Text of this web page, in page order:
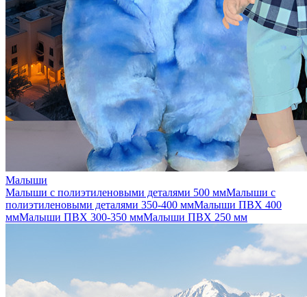
Малыши
Малыши с полиэтиленовыми деталями 500 ммМалыши с
полиэтиленовыми деталями 350-400 ммМалыши ПВХ 400
ммМалыши ПВХ 300-350 ммМалыши ПВХ 250 мм